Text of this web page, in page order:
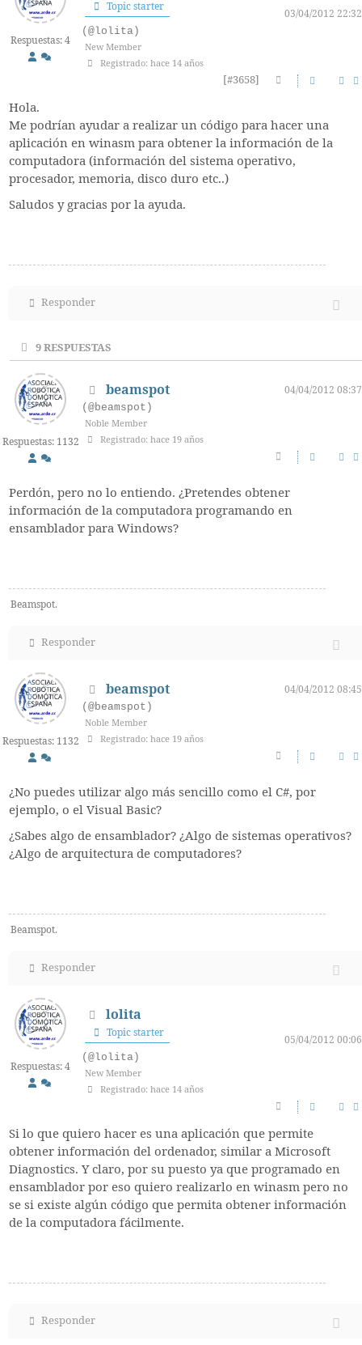
Respuestas: 4
Topic starter
03/04/2012 22:32
(@lolita)
New Member
Registrado: hace 14 años
[#3658]
Hola.
Me podrían ayudar a realizar un código para hacer una
aplicación en winasm para obtener la información de la
computadora (información del sistema operativo,
procesador, memoria, disco duro etc..)
Saludos y gracias por la ayuda.
Responder
9RESPUESTAS
Respuestas: 1132
beamspot
04/04/2012 08:37
(@beamspot)
Noble Member
Registrado: hace 19 años
Perdón, pero no lo entiendo. ¿Pretendes obtener
información de la computadora programando en
ensamblador para Windows?
Beamspot.
Responder
Respuestas: 1132
beamspot
04/04/2012 08:45
(@beamspot)
Noble Member
Registrado: hace 19 años
¿No puedes utilizar algo más sencillo como el C#, por
ejemplo, o el Visual Basic?
¿Sabes algo de ensamblador? ¿Algo de sistemas operativos?
¿Algo de arquitectura de computadores?
Beamspot.
Responder
Respuestas: 4
lolita
Topic starter
05/04/2012 00:06
(@lolita)
New Member
Registrado: hace 14 años
Si lo que quiero hacer es una aplicación que permite
obtener información del ordenador, similar a Microsoft
Diagnostics. Y claro, por su puesto ya que programado en
ensamblador por eso quiero realizarlo en winasm pero no
se si existe algún código que permita obtener información
de la computadora fácilmente.
Responder